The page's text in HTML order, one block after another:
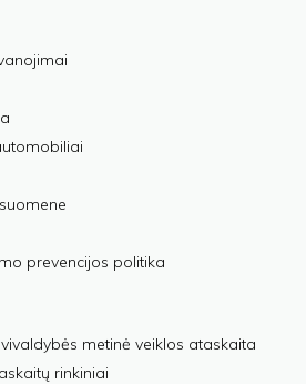
prevencijos politika
metinė veiklos ataskaita
rinkiniai